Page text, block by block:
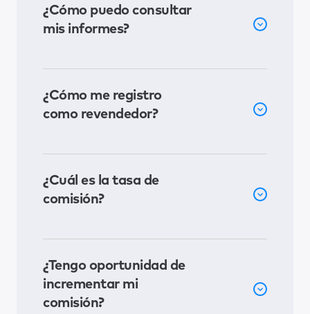
¿Cómo puedo consultar
mis informes?
¿Cómo me registro
como revendedor?
¿Cuál es la tasa de
comisión?
¿Tengo oportunidad de
incrementar mi
comisión?